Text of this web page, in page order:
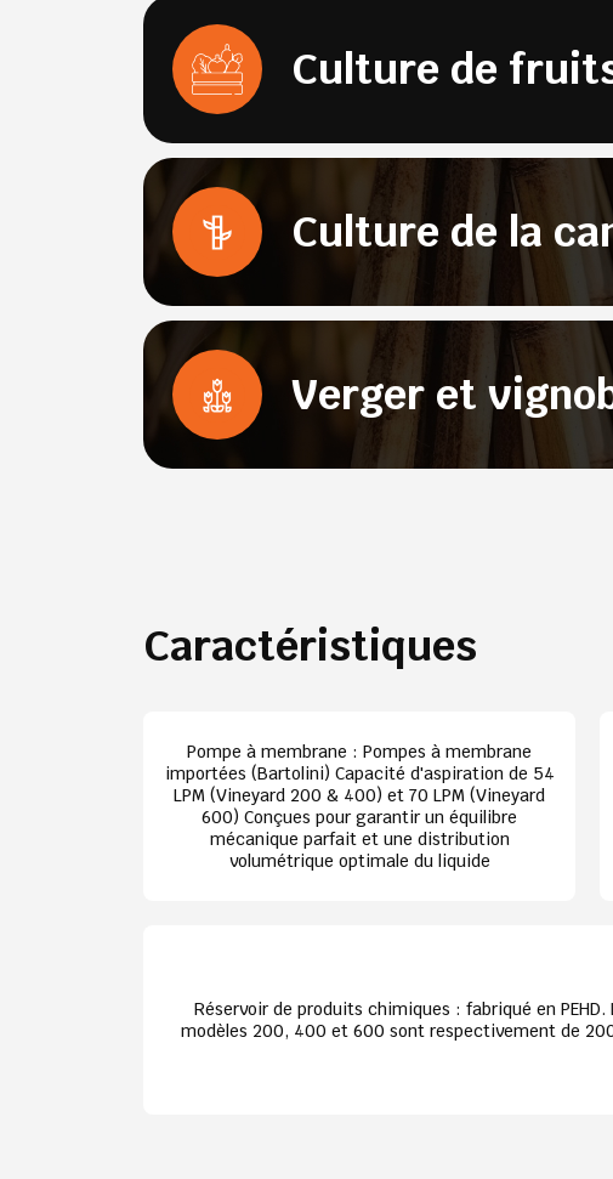
Culture de
Culture de la
Verger et
Caractéristiques
Pompe à membrane : Pompes à membrane
importées (Bartolini) Capacité d'aspiration de 54
LPM (Vineyard 200 & 400) et 70 LPM (Vineyard
600) Conçues pour garantir un équilibre
mécanique parfait et une distribution
volumétrique optimale du liquide
Réservoir de produits chimiques : fabriqué en
modèles 200, 400 et 600 sont respectivement de